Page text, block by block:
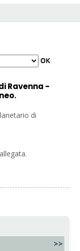
>>
Ravenna -
di